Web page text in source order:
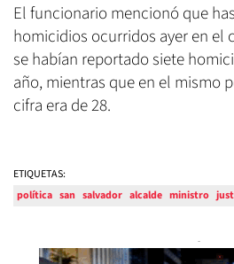
El funcionario mencionó que
homicidios ocurridos ayer en el
se habían reportado siete
año, mientras que en el mismo
cifra era de 28.
ETIQUETAS:
política san salvador alcalde ministro